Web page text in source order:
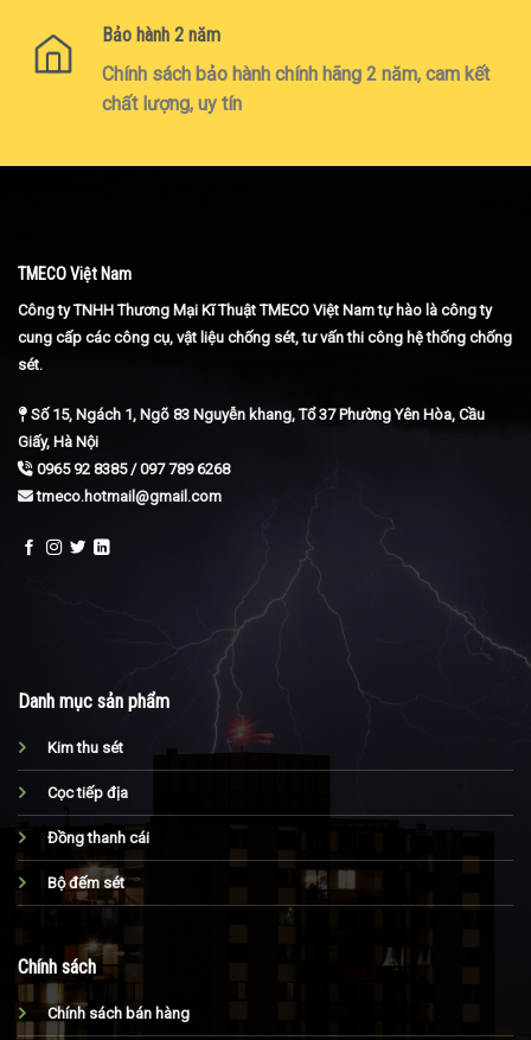
Bảo hành 2 năm
Chính sách bảo hành chính hãng 2 năm, cam kết
chất lượng, uy tín
TMECO Việt Nam
Công ty TNHH Thương Mại Kĩ Thuật TMECO Việt Nam tự hào là công ty
cung cấp các công cụ, vật liệu chống sét, tư vấn thi công hệ thống chống
sét.
Số 15, Ngách 1, Ngõ 83 Nguyễn khang, Tổ 37 Phường Yên Hòa, Cầu
Giấy, Hà Nội
0965 92 8385 / 097 789 6268
tmeco.hotmail@gmail.com
Danh mục sản phẩm
Kim thu sét
Cọc tiếp địa
Đồng thanh cái
Bộ đếm sét
Chính sách
Chính sách bán hàng